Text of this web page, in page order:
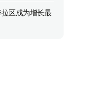
区成为增长最